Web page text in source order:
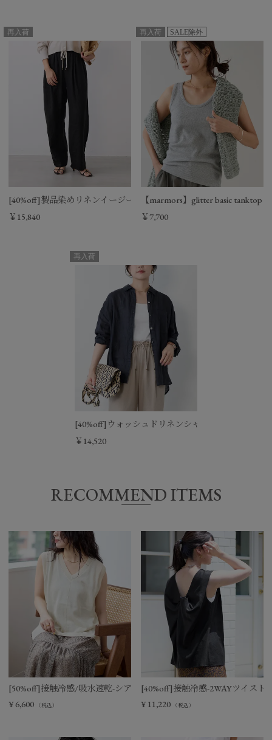
再入荷
[40%off]製品染めリネンイージーパンツ
￥15,840
再入荷 SALE除外
【marmors】glitter basic tanktop
￥7,700
再入荷
[40%off]ウォッシュドリネンシャツ
￥14,520
RECOMMEND ITEMS
[50%off]接触冷感/吸水速乾-シアーVネックニットベスト
¥ 6,600 （税込）
[40%off]接触冷感-2WAYツイスト
¥ 11,220 （税込）